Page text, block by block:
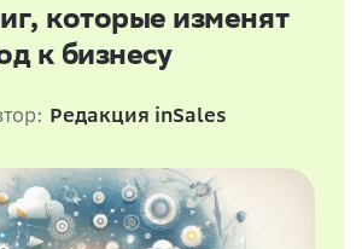
которые изменят
к бизнесу
Редакция inSales